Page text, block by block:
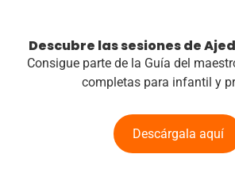
Descubre las sesiones de
Consigue parte de la Guía del
completas para infantil y
Descárgala aquí